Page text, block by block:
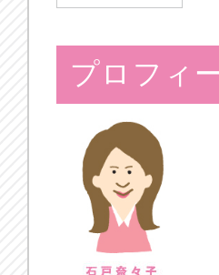
プロフィ